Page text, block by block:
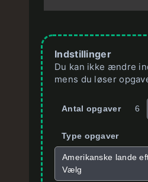
Indstillinger
Du kan ikke ændre
mens du løser
Antal opgaver 6
Type opgaver
Amerikanske lande
Vælg